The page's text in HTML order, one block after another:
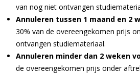
van nog niet ontvangen
Annuleren tussen 1 maand en 2
30% van de overeengekomen prijs
ontvangen studiemateriaal.
Annuleren minder dan 2 weken
de overeengekomen prijs onder